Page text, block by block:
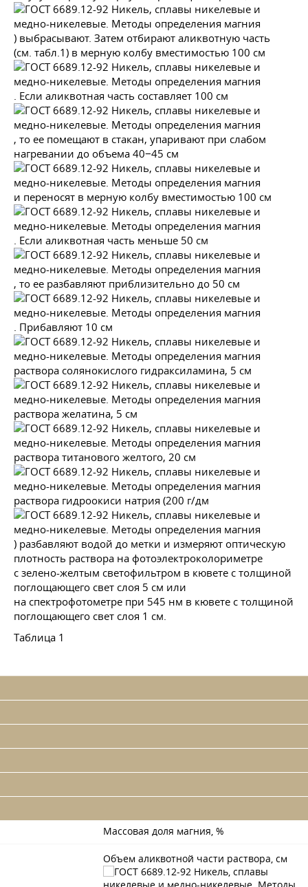
) выбрасывают. Затем отбирают аликвотную часть
(см. табл.1) в мерную колбу вместимостью 100 см
. Если аликвотная часть составляет 100 см
, то ее помещают в стакан, упаривают при слабом
нагревании до объема 40−45 см
и переносят в мерную колбу вместимостью 100 см
. Если аликвотная часть меньше 50 см
, то ее разбавляют приблизительно до 50 см
. Прибавляют 10 см
раствора солянокислого гидраксиламина, 5 см
раствора желатина, 5 см
раствора титанового желтого, 20 см
раствора гидроокиси натрия (200 г/дм
) разбавляют водой до метки и измеряют оптическую
плотность раствора на фотоэлектроколориметре
с зелено-желтым светофильтром в кювете с толщиной
поглощающего свет слоя 5 см или
на спектрофотометре при 545 нм в кювете с толщиной
поглощающего свет слоя 1 см.
Таблица 1
Массовая доля магния, %
Объем аликвотной части раствора, см